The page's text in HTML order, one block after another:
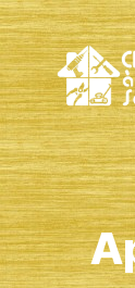
Claude
à
Votre
Service